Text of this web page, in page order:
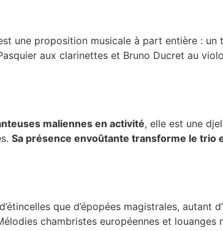
une proposition musicale à part entière : un
aux clarinettes et Bruno Ducret au
maliennes en activité, elle est une
Sa présence envoûtante transforme le trio
que d’épopées magistrales, autant
chambristes européennes et louanges